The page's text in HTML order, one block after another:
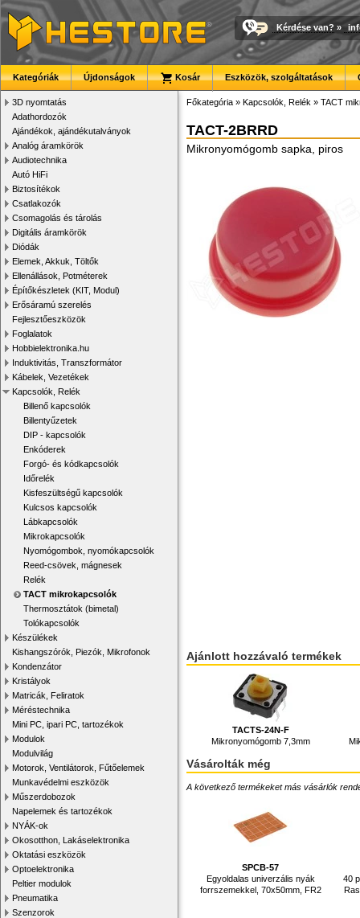
Kérdése van? »
Kategóriák Újdonságok Kosár Eszközök, szolgáltatások
3D nyomtatás
Adathordozók
Ajándékok, ajándékutalványok
Analóg áramkörök
Audiotechnika
Autó HiFi
Biztosítékok
Csatlakozók
Csomagolás és tárolás
Digitális áramkörök
Diódák
Elemek, Akkuk, Töltők
Ellenállások, Potméterek
Építőkészletek (KIT, Modul)
Erősáramú szerelés
Fejlesztőeszközök
Foglalatok
Hobbielektronika.hu
Induktivitás, Transzformátor
Kábelek, Vezetékek
Kapcsolók, Relék
Billenő kapcsolók
Billentyűzetek
DIP - kapcsolók
Enkóderek
Forgó- és kódkapcsolók
Időrelék
Kisfeszültségű kapcsolók
Kulcsos kapcsolók
Lábkapcsolók
Mikrokapcsolók
Nyomógombok, nyomókapcsolók
Reed-csövek, mágnesek
Relék
TACT mikrokapcsolók
Thermosztátok (bimetal)
Tolókapcsolók
Készülékek
Kishangszórók, Piezók, Mikrofonok
Kondenzátor
Kristályok
Matricák, Feliratok
Méréstechnika
Mini PC, ipari PC, tartozékok
Modulok
Modulvilág
Motorok, Ventilátorok, Fűtőelemek
Munkavédelmi eszközök
Műszerdobozok
Napelemek és tartozékok
NYÁK-ok
Okosotthon, Lakáselektronika
Oktatási eszközök
Optoelektronika
Peltier modulok
Pneumatika
Szenzorok
Főkategória » Kapcsolók, Relék » TACT
TACT-2BRRD
Mikronyomógomb sapka, piros
Ajánlott hozzávaló termékek
TACTS-24N-F
Mikronyomógomb 7,3mm
Vásárolták még
A következő termékeket más vásárlók
SPCB-57
Egyoldalas univerzális nyák
forrszemekkel, 70x50mm, FR2
40